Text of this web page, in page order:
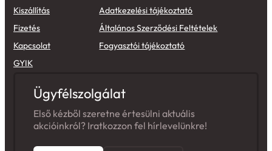
Kiszállítás
Fizetés
Kapcsolat
GYIK
Adatkezelési tájékoztató
Általános Szerződési Feltételek
Fogyasztói tájékoztató
Ügyfélszolgálat
Első kézből szeretne értesülni aktuális
akcióinkról? Iratkozzon fel hírlevelünkre!